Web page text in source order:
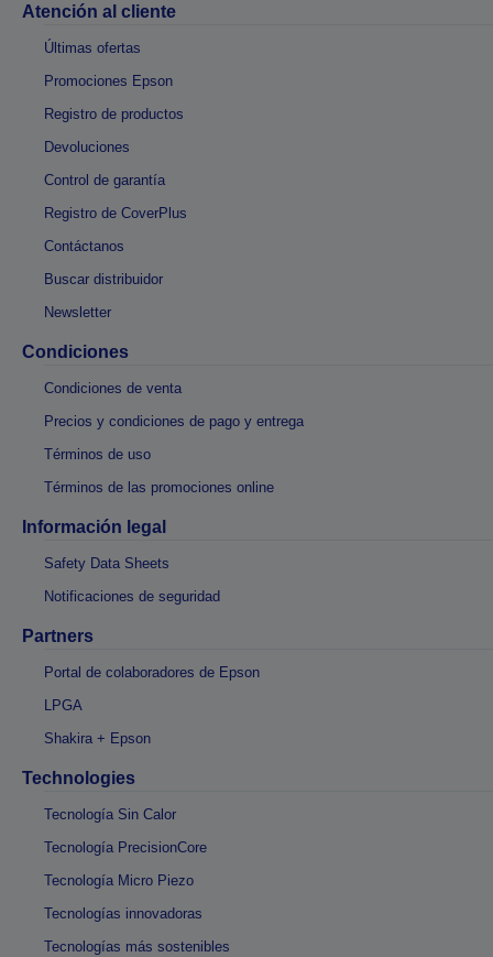
Atención al cliente
Últimas ofertas
Promociones Epson
Registro de productos
Devoluciones
Control de garantía
Registro de CoverPlus
Contáctanos
Buscar distribuidor
Newsletter
Condiciones
Condiciones de venta
Precios y condiciones de pago y entrega
Términos de uso
Términos de las promociones online
Información legal
Safety Data Sheets
Notificaciones de seguridad
Partners
Portal de colaboradores de Epson
LPGA
Shakira + Epson
Technologies
Tecnología Sin Calor
Tecnología PrecisionCore
Tecnología Micro Piezo
Tecnologías innovadoras
Tecnologías más sostenibles